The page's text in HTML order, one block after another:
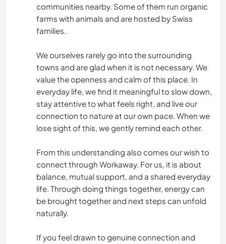
communities nearby. Some of them run organic
farms with animals and are hosted by Swiss
families.
We ourselves rarely go into the surrounding
towns and are glad when it is not necessary. We
value the openness and calm of this place. In
everyday life, we find it meaningful to slow down,
stay attentive to what feels right, and live our
connection to nature at our own pace. When we
lose sight of this, we gently remind each other.
From this understanding also comes our wish to
connect through Workaway. For us, it is about
balance, mutual support, and a shared everyday
life. Through doing things together, energy can
be brought together and next steps can unfold
naturally.
If you feel drawn to genuine connection and